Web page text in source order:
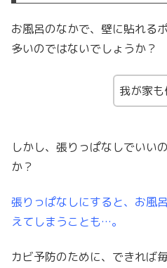
お風呂のなかで、壁に貼れる
多いのではないでしょうか？
我が家も
しかし、張りっぱなしでいい
か？
張りっぱなしにすると、お風
えてしまうことも…。
カビ予防のために、できれば